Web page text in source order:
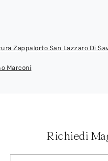
Zappalorto San Lazzaro Di
Marconi
Richiedi